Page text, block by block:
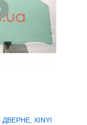
XINYI